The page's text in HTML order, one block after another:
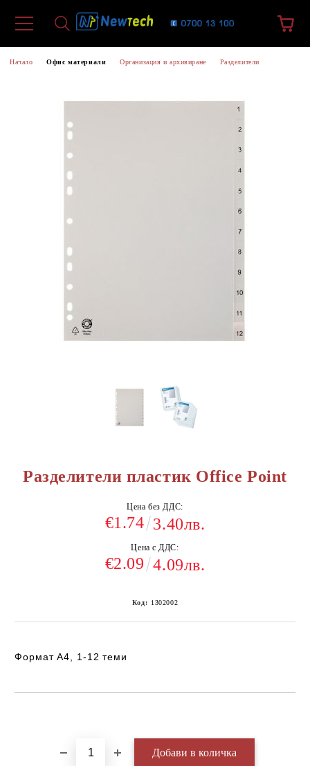
Начало Офис материали Организация и архивиране Разделители
Разделители пластик Office Point
Цена без ДДС:
€1.74 3.40лв.
Цена с ДДС:
€2.09 4.09лв.
Код: 1302002
Формат A4, 1-12 теми